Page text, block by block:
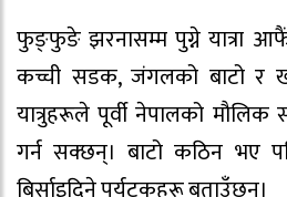
फुङ्फुङे झरनासम्म पुग्ने यात्रा
कच्ची सडक, जंगलको बाटो र
यात्रुहरूले पूर्वी नेपालको
गर्न सक्छन्। बाटो कठिन भए